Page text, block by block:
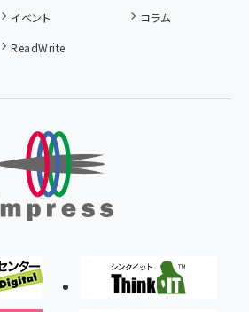
イベント
コラム
ReadWrite